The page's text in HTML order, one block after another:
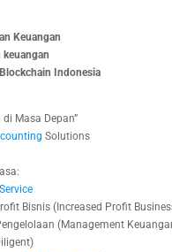
Keuangan
keuangan
Indonesia
Masa Depan”
Solutions
Service
Bisnis (Increased Profit
(Management